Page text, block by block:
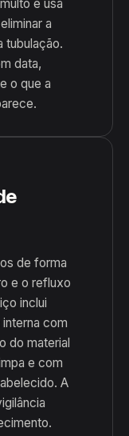
e usa
a
tubulação.
data,
o que a
de forma
e o refluxo
inclui
com
do material
e com
A